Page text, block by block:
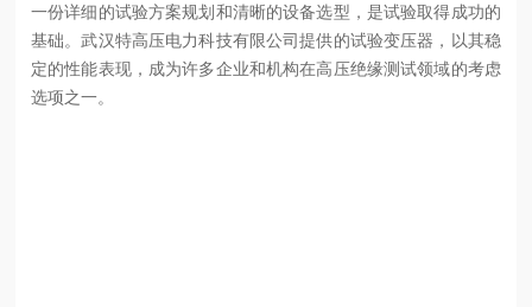
一份详细的试验方案规划和清晰的设备选型，是试验取得成功的
基础。武汉特高压电力科技有限公司提供的试验变压器，以其稳
定的性能表现，成为许多企业和机构在高压绝缘测试领域的考虑
选项之一。